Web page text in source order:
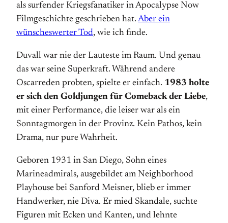
als surfender Kriegsfanatiker in Apocalypse Now
Filmgeschichte geschrieben hat. Aber ein
wünscheswerter Tod, wie ich finde.
Duvall war nie der Lauteste im Raum. Und genau
das war seine Superkraft. Während andere
Oscarreden probten, spielte er einfach. 1983 holte
er sich den Goldjungen für Comeback der Liebe,
mit einer Performance, die leiser war als ein
Sonntagmorgen in der Provinz. Kein Pathos, kein
Drama, nur pure Wahrheit.
Geboren 1931 in San Diego, Sohn eines
Marineadmirals, ausgebildet am Neighborhood
Playhouse bei Sanford Meisner, blieb er immer
Handwerker, nie Diva. Er mied Skandale, suchte
Figuren mit Ecken und Kanten, und lehnte